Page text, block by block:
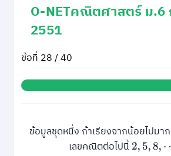
O-NETคณิตศาสตร์ ม.6
2551
ข้อที่ 28 / 40
ข้อมูลชุดหนึ่ง ถ้าเรียงจากน้อยไปมา
เลขคณิตต่อไปนี้2,5,8,⋯,